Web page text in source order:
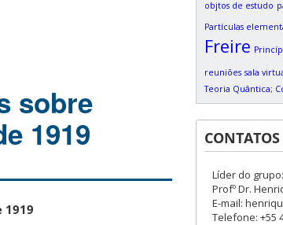
sobre
1919
1919
objtos de estudo
Partículas
Freire
reuniões sala
Teoria Quântica;
CONTATOS
Líder do grupo:
Profº Dr.
E-mail:
Telefone: +55